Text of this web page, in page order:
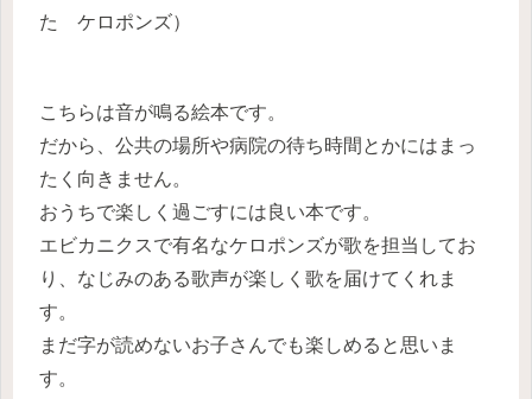
た ケロポンズ）
こちらは音が鳴る絵本です。
だから、公共の場所や病院の待ち時間とかにはまっ
たく向きません。
おうちで楽しく過ごすには良い本です。
エビカニクスで有名なケロポンズが歌を担当してお
り、なじみのある歌声が楽しく歌を届けてくれま
す。
まだ字が読めないお子さんでも楽しめると思いま
す。